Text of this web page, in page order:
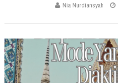
Nia Nurdiansyah